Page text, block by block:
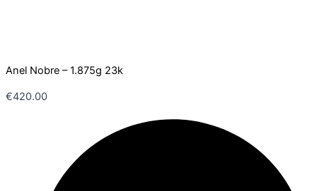
Anel Nobre – 1.875g 23k
€420.00